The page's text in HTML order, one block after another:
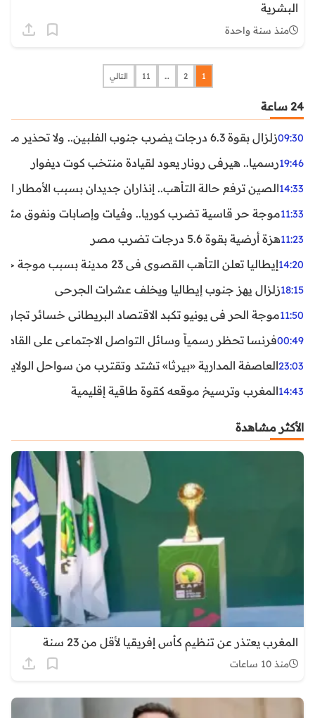
البشرية
منذ سنة واحدة
1
2
…
11 التالي
24 ساعة
09:30زلزال بقوة 6.3 درجات يضرب جنوب الفلبين.. ولا تحذير من تسونامي حتى الآن
19:46رسميا.. هيرفي رونار يعود لقيادة منتخب كوت ديفوار
14:33الصين ترفع حالة التأهب.. إنذاران جديدان بسبب الأمطار
11:33موجة حر قاسية تضرب كوريا.. وفيات وإصابات ونفوق مئات
11:23هزة أرضية بقوة 5.6 درجات تضرب مصر
14:20إيطاليا تعلن التأهب القصوى في 23 مدينة بسبب موجة حر شديدة
18:15زلزال يهز جنوب إيطاليا ويخلف عشرات الجرحى
11:50موجة الحر في يونيو تكبد الاقتصاد البريطاني خسائر تجاوزت 1.5 مليار
00:49فرنسا تحظر رسمياً وسائل التواصل الاجتماعي على القاصرين
23:03العاصفة المدارية «بيرثا» تشتد وتقترب من سواحل
14:43المغرب وترسيخ موقعه كقوة طاقية إقليمية
الأكثر مشاهدة
المغرب يعتذر عن تنظيم كأس إفريقيا لأقل من 23 سنة
منذ 10 ساعات